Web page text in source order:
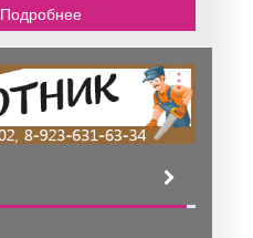
Подробнее